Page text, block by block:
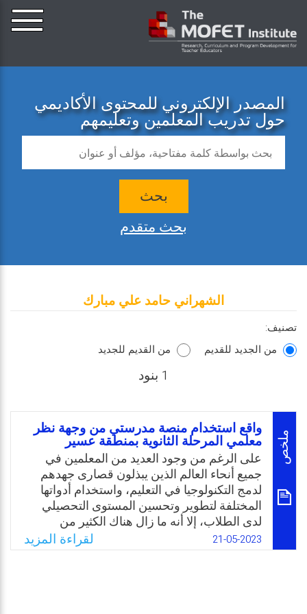
المصدر الإلكتروني للمحتوى الأكاديمي
حول تدريب المعلمين وتعليمهم
بحث
بحث متقدم
الشهراني حامد علي مبارك
تصنيف:
من الجديد للقديم
من القديم للجديد
1 بنود
ملخص
واقع استخدام منصة مدرستي من وجهة نظر
معلمي المرحلة الثانوية بمنطقة عسير
على الرغم من وجود العديد من المعلمين في
جميع أنحاء العالم الذين يبذلون قصارى جهدهم
لدمج التكنولوجيا في التعليم، واستخدام أدواتها
المختلفة لتطوير وتحسين المستوى التحصيلي
لدى الطلاب، إلا أنه ما زال هناك الكثير من
التساؤلات حول مدى استخدام تكنولوجيا “منصة
مدرستي” في العملية التعليمية، وبحكم تخصص
21-05-2023 لقراءة المزيد